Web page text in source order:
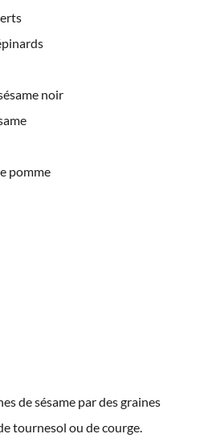
noir
pomme
de sésame par des graines
tournesol ou de courge.